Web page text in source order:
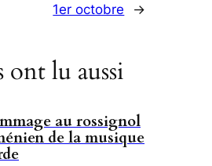
1er octobre
→
ont lu aussi
au rossignol
de la musique